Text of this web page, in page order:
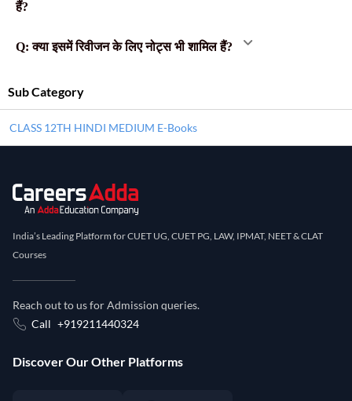
हैं?
Q: क्या इसमें रिवीजन के लिए नोट्स भी शामिल हैं?
Sub Category
CLASS 12TH HINDI MEDIUM E-Books
India’s Leading Platform for CUET UG, CUET PG, LAW, IPMAT, NEET & CLAT
Courses
Reach out to us for Admission queries.
Call +919211440324
Discover Our Other Platforms